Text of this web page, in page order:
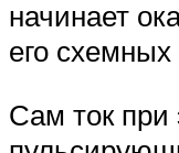
начинает
его
Сам ток при